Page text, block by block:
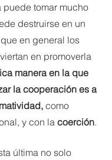
tomar mucho
destruirse en un
en general los
en promoverla
manera en la que
la cooperación es a
como
y con la coerción.
última no solo